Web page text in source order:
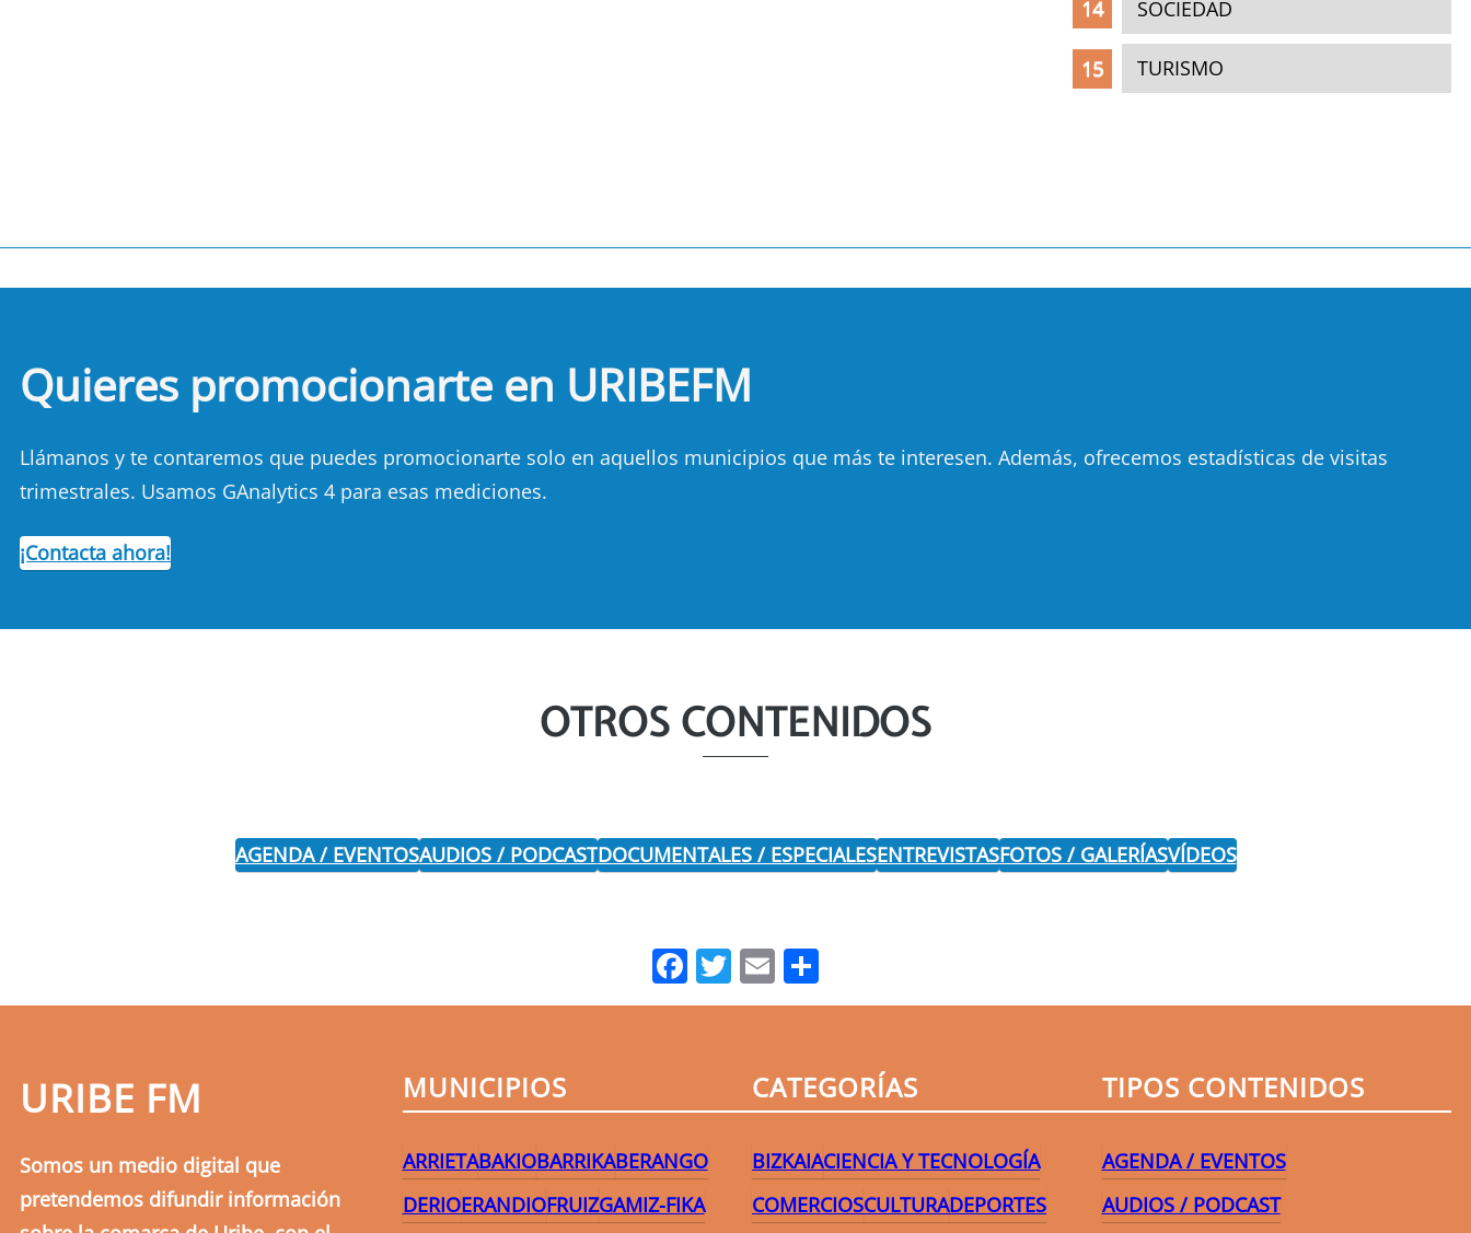
SOCIEDAD
TURISMO
Quieres promocionarte en URIBEFM
Llámanos y te contaremos que puedes promocionarte solo en aquellos municipios que más te interesen. Además, ofrecemos estadísticas de visitas
trimestrales. Usamos GAnalytics 4 para esas mediciones.
¡Contacta ahora!
OTROS CONTENIDOS
AGENDA / EVENTOSAUDIOS / PODCASTDOCUMENTALES / ESPECIALESENTREVISTASFOTOS / GALERÍASVÍDEOS
Facebook
Twitter
Email
URIBE FM
Somos un medio digital que
pretendemos difundir información
MUNICIPIOS
ARRIETABAKIOBARRIKABERANGO
DERIOERANDIOFRUIZGAMIZ-FIKA
CATEGORÍAS
BIZKAIACIENCIA Y TECNOLOGÍA
COMERCIOSCULTURADEPORTES
TIPOS CONTENIDOS
AGENDA / EVENTOS
AUDIOS / PODCAST